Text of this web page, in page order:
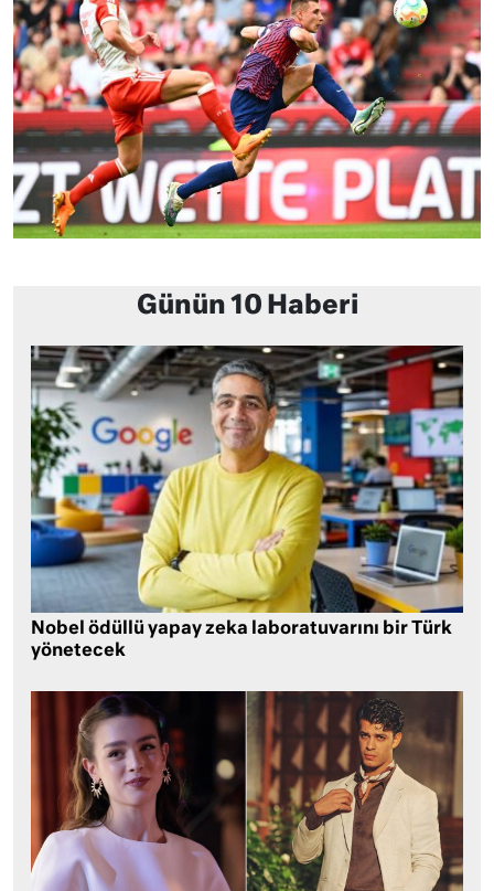
Günün 10 Haberi
Nobel ödüllü yapay zeka laboratuvarını bir Türk
yönetecek